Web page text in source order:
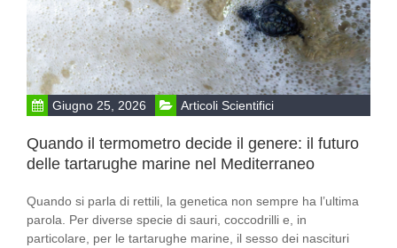
Giugno 25, 2026 Articoli Scientifici
Quando il termometro decide il genere: il futuro
delle tartarughe marine nel Mediterraneo
Quando si parla di rettili, la genetica non sempre ha l’ultima
parola. Per diverse specie di sauri, coccodrilli e, in
particolare, per le tartarughe marine, il sesso dei nascituri